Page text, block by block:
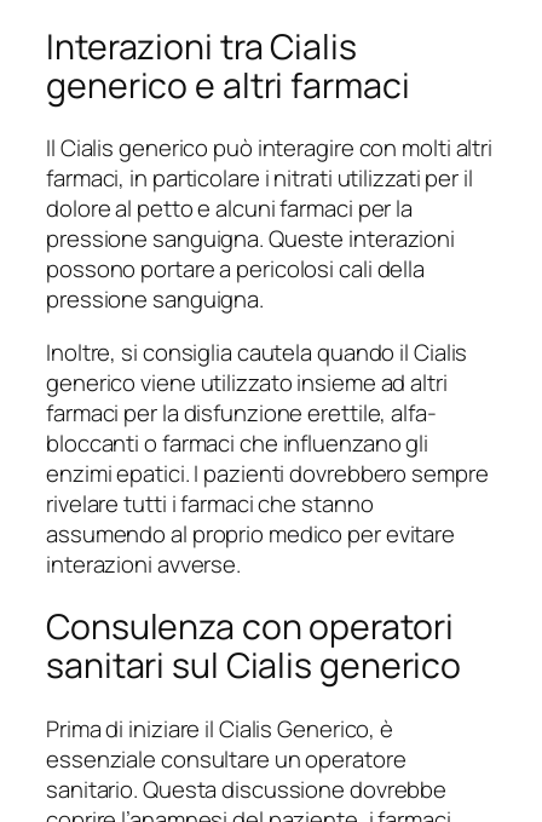
Interazioni tra Cialis
generico e altri farmaci
Il Cialis generico può interagire con molti altri
farmaci, in particolare i nitrati utilizzati per il
dolore al petto e alcuni farmaci per la
pressione sanguigna. Queste interazioni
possono portare a pericolosi cali della
pressione sanguigna.
Inoltre, si consiglia cautela quando il Cialis
generico viene utilizzato insieme ad altri
farmaci per la disfunzione erettile, alfa-
bloccanti o farmaci che influenzano gli
enzimi epatici. I pazienti dovrebbero sempre
rivelare tutti i farmaci che stanno
assumendo al proprio medico per evitare
interazioni avverse.
Consulenza con operatori
sanitari sul Cialis generico
Prima di iniziare il Cialis Generico, è
essenziale consultare un operatore
sanitario. Questa discussione dovrebbe